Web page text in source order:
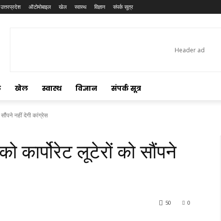
उत्तरप्रदेश ऑटोमोबाइल खेल स्वास्थ विज्ञान संपर्क सूत्र
खेल स्वास्थ विज्ञान संपर्क सूत्र
सौंपने नहीं देगी कांग्रेस
कार्पोरेट लूटेरों को सौंपने
0
50